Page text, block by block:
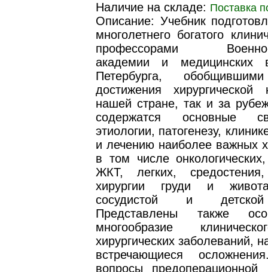
Наличие на складе: Поставка
Описание: Учебник
многолетнего богатого
профессорами Военно-
академии и медицинских
Петербурга,
достижения
нашей стране, так и за
содержатся основные
этиологии, патогенезу,
и лечению наиболее важных
в том числе
ЖКТ, легких,
хирургии груди и
сосудистой и
Представлены также
многообразие
хирургических заболеваний,
встречающиеся
вопросы предоперационной